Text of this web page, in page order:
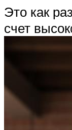
Это как
счет